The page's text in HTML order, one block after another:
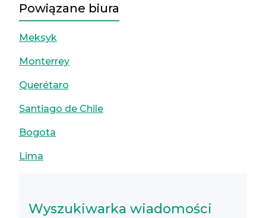
Powiązane biura
Meksyk
Monterrey
Querétaro
Santiago de Chile
Bogota
Lima
Wyszukiwarka wiadomości